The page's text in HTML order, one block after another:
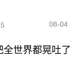
08-04
世界都晃吐了